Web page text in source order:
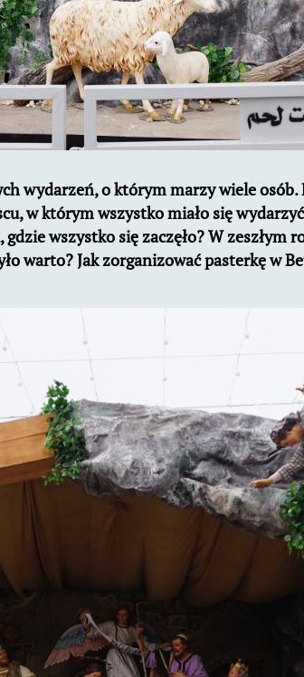
wydarzeń, o którym marzy wiele osób.
w którym wszystko miało się
gdzie wszystko się zaczęło? W zeszłym
warto? Jak zorganizować pasterkę w